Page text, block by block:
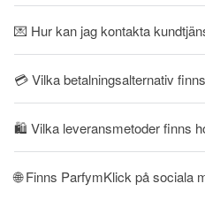
💌 Hur kan jag kontakta
💳 Vilka betalningsalternativ
🛍 Vilka leveransmetoder finns
🌐 Finns ParfymKlick på sociala